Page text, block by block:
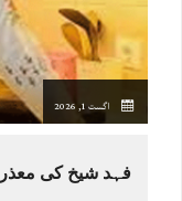
اگست 1, 2026
فہد شیخ کی